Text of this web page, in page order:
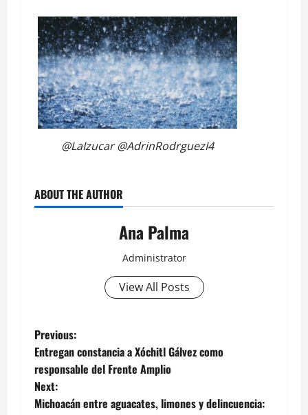
@LaIzucar @AdrinRodrguezI4
ABOUT THE AUTHOR
Ana Palma
Administrator
View All Posts
Post
navigation
Previous:
Entregan constancia a Xóchitl Gálvez como
responsable del Frente Amplio
Next:
Michoacán entre aguacates, limones y delincuencia: